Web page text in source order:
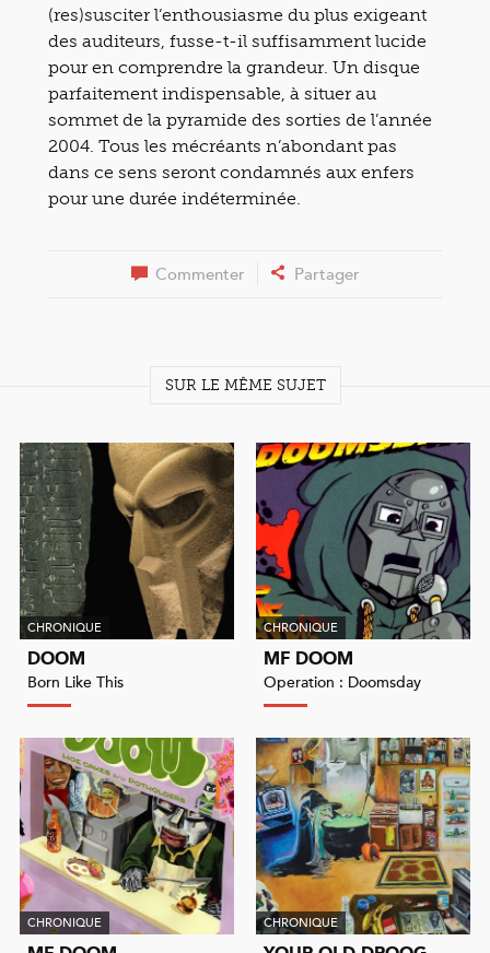
(res)susciter l’enthousiasme du plus exigeant
des auditeurs, fusse-t-il suffisamment lucide
pour en comprendre la grandeur. Un disque
parfaitement indispensable, à situer au
sommet de la pyramide des sorties de l’année
2004. Tous les mécréants n’abondant pas
dans ce sens seront condamnés aux enfers
pour une durée indéterminée.
Commenter Partager
SUR LE MÊME SUJET
CHRONIQUE
DOOM
Born Like This
CHRONIQUE
MF DOOM
Operation : Doomsday
CHRONIQUE CHRONIQUE